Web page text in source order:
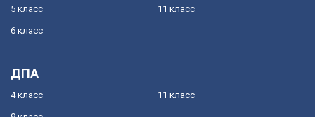
5 класс
6 класс
11 класс
ДПА
4 класс 11 класс